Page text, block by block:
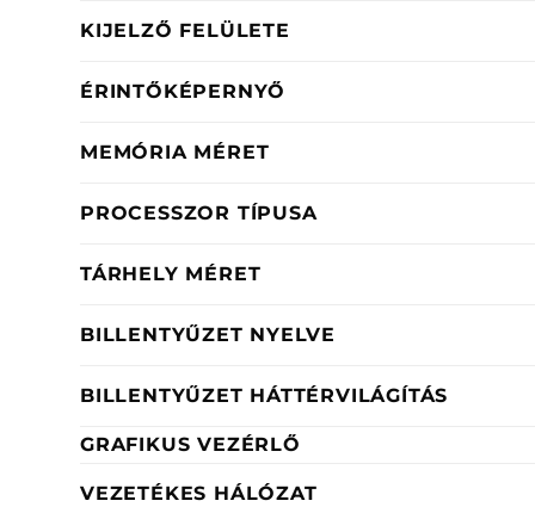
KIJELZŐ FELÜLETE
ÉRINTŐKÉPERNYŐ
MEMÓRIA MÉRET
PROCESSZOR TÍPUSA
TÁRHELY MÉRET
BILLENTYŰZET NYELVE
BILLENTYŰZET HÁTTÉRVILÁGÍTÁS
GRAFIKUS VEZÉRLŐ
VEZETÉKES HÁLÓZAT